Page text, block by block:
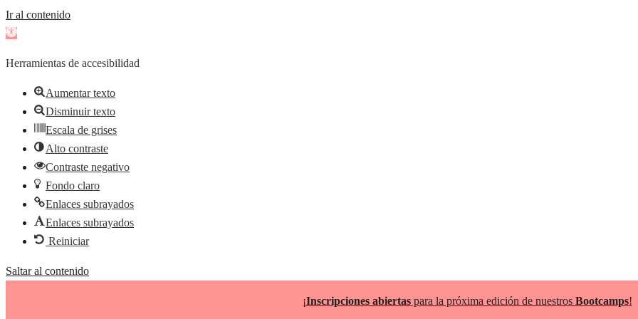
Ir al contenido
Abrir
de
herramientas
Herramientas de accesibilidad
Aumentar texto
Disminuir texto
Escala de grises
Alto contraste
Contraste negativo
Fondo claro
Enlaces subrayados
Enlaces subrayados
Reiniciar
Saltar al contenido
¡Inscripciones abiertaspara la próxima edición de nuestros Bootcamps!